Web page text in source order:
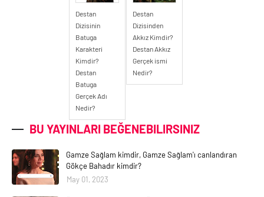
Destan
Dizisinin
Batuga
Karakteri
Kimdir?
Destan
Batuga
Gerçek Adı
Nedir?
Destan
Dizisinden
Akkız Kimdir?
Destan Akkız
Gerçek ismi
Nedir?
BU YAYINLARI BEĞENEBILIRSINIZ
Gamze Sağlam kimdir, Gamze Sağlam'ı canlandıran
Gökçe Bahadır kimdir?
May 01, 2023